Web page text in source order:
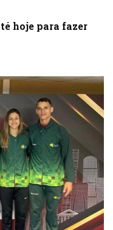
hoje para fazer